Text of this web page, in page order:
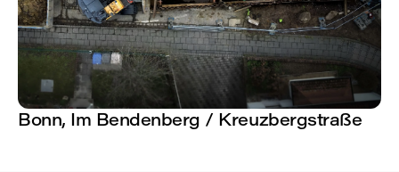
Bonn, Im Bendenberg / Kreuzbergstraße